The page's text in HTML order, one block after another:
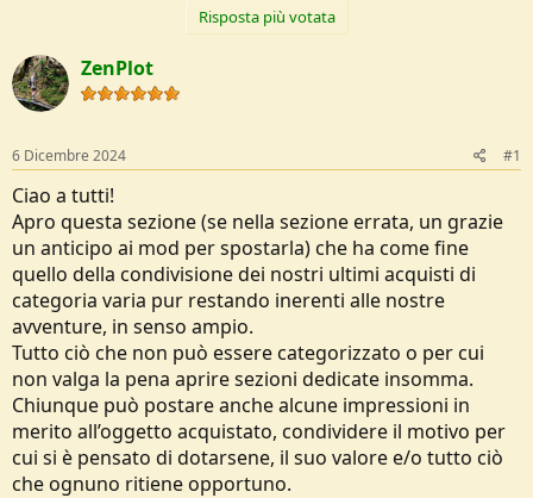
r
e
D
s
c
u
s
s
i
o
n
I
n
i
o
Risposta più votata
ZenPlot
6 Dicembre 2024 #1
Ciao a tutti!
Apro questa sezione (se nella sezione errata, un grazie
un anticipo ai mod per spostarla) che ha come fine
quello della condivisione dei nostri ultimi acquisti di
categoria varia pur restando inerenti alle nostre
avventure, in senso ampio.
Tutto ciò che non può essere categorizzato o per cui
non valga la pena aprire sezioni dedicate insomma.
Chiunque può postare anche alcune impressioni in
merito all’oggetto acquistato, condividere il motivo per
cui si è pensato di dotarsene, il suo valore e/o tutto ciò
che ognuno ritiene opportuno.